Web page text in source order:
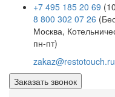
+7 495 185 20 69
8 800 302 07 26
Москва,
пн-пт)
zakaz@restotouch.ru
Заказать звонок